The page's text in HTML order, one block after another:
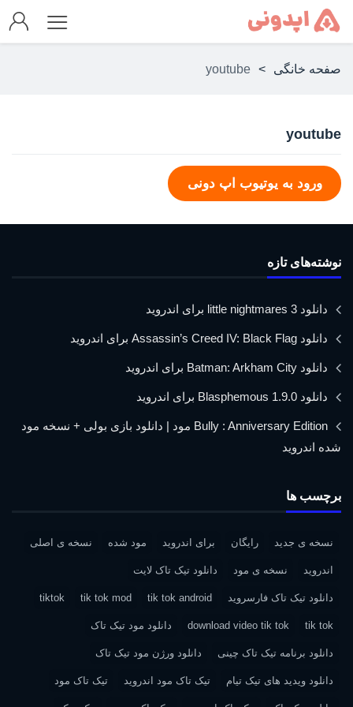
صفحه خانگی >
youtube
youtube
ورود به یوتیوب اپ دونی
نوشته‌های تازه
دانلود little nightmares 3 برای اندروید
دانلود Assassin’s Creed IV: Black Flag برای اندروید
دانلود Batman: Arkham City برای اندروید
دانلود Blasphemous 1.9.0 برای اندروید
Bully : Anniversary Edition مود | دانلود بازی بولی + نسخه مود
شده اندروید
برچسب ها
نسخه ی جدید رایگان برای اندروید مود شده نسخه ی اصلی
اندروید نسخه ی مود دانلود تیک تاک لایت
دانلود تیک تاک فارسروید tik tok android
tik tok mod
tiktok
tik tok
download video tik tok دانلود مود تیک تاک
دانلود برنامه تیک تاک چینی دانلود ورژن مود تیک تاک
دانلود ویدید های تیک تیام تیک تاک مود اندروید تیک تاک مود